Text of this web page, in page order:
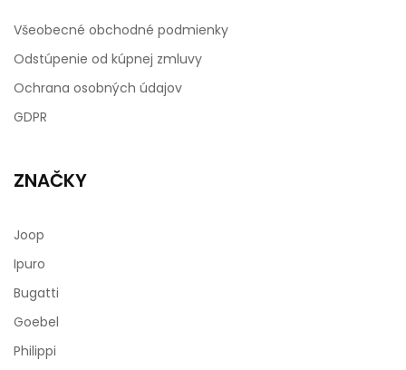
Všeobecné obchodné podmienky
Odstúpenie od kúpnej zmluvy
Ochrana osobných údajov
GDPR
ZNAČKY
Joop
Ipuro
Bugatti
Goebel
Philippi